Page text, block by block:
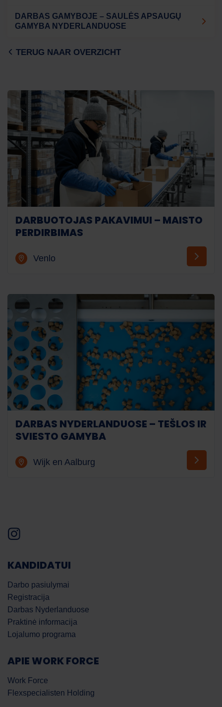
DARBAS GAMYBOJE – SAULĖS APSAUGŲ
GAMYBA NYDERLANDUOSE
TERUG NAAR OVERZICHT
DARBUOTOJAS PAKAVIMUI – MAISTO
PERDIRBIMAS
Venlo
DARBAS NYDERLANDUOSE – TEŠLOS IR
SVIESTO GAMYBA
Wijk en Aalburg
KANDIDATUI
Darbo pasiulymai
Registracija
Darbas Nyderlanduose
Praktinė informacija
Lojalumo programa
APIE WORK FORCE
Work Force
Flexspecialisten Holding